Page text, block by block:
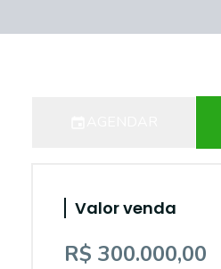
Valor venda
R$ 300.000,00